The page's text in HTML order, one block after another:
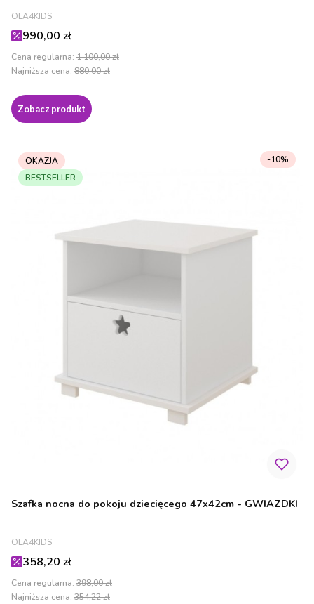
PRODUCENT
OLA4KIDS
Cena promocyjna
990,00 zł
Cena regularna: 1 100,00 zł
Najniższa cena: 880,00 zł
Zobacz produkt
OKAZJA
BESTSELLER
Szafka nocna do pokoju dziecięcego 47x42cm - GWIAZDKI
PRODUCENT
OLA4KIDS
Cena promocyjna
358,20 zł
Cena regularna: 398,00 zł
-10%
Najniższa cena: 354,22 zł